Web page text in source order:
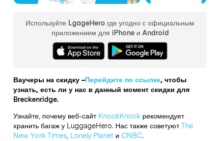
Используйте LgageHero где угодно с официальным
приложением для iPhone и Android
Ваучеры на скидку –Перейдите по ссылке, чтобы
узнать, есть ли у нас в данный момент скидки для
Breckenridge.
Узнайте, почему веб-сайт KnockKnockрекомендует
хранить багаж у LuggageHero. Нас также советуютThe
New York Times, Lonely Planetи CNBC.